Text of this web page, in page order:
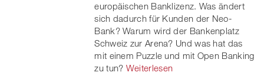
europäischen Banklizenz. Was ändert
sich dadurch für Kunden der Neo-
Bank? Warum wird der Bankenplatz
Schweiz zur Arena? Und was hat das
mit einem Puzzle und mit Open Banking
zu tun? Weiterlesen